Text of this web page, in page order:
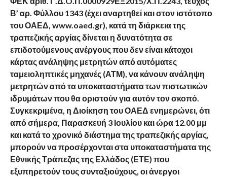
Β’ αρ. Φύλλου 1343 (έχει αναρτηθεί και στον ιστότοπο
του ΟΑΕΔ, www.oaed.gr), κατά τη διάρκεια της
τραπεζικής αργίας δίνεται η δυνατότητα σε
επιδοτούμενους ανέργους που δεν είναι κάτοχοι
κάρτας ανάληψης μετρητών από αυτόματες
ταμειοληπτικές μηχανές (ΑΤΜ), να κάνουν ανάληψη
μετρητών από τα υποκαταστήματα των πιστωτικών
ιδρυμάτων που θα οριστούν για αυτόν τον σκοπό.
Συγκεκριμένα, η Διοίκηση του ΟΑΕΔ ενημερώνει, ότι
από σήμερα, Παρασκευή 3 Ιουλίου και ώρα 12.00 μμ
και κατά το χρονικό διάστημα της τραπεζικής αργίας,
μπορούν να προσέρχονται στα υποκαταστήματα της
Εθνικής Τράπεζας της Ελλάδος (ΕΤΕ) που
εξυπηρετούν τους συνταξιούχους, οι άνεργοι